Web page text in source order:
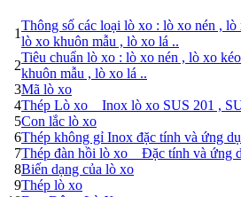
1
Thông số các loại lò xo : lò xo nén ,
lò xo khuôn mẫu , lò xo lá ..
2
Tiêu chuẩn lò xo : lò xo nén , lò xo
khuôn mẫu , lò xo lá ..
3Mã lò xo
4Thép Lò xo _ Inox lò xo SUS 201 ,
5Con lắc lò xo
6Thép không gỉ Inox đặc tính và ứng
7Thép đàn hồi lò xo _ Đặc tính và ứng
8Biến dạng của lò xo
9Thép lò xo